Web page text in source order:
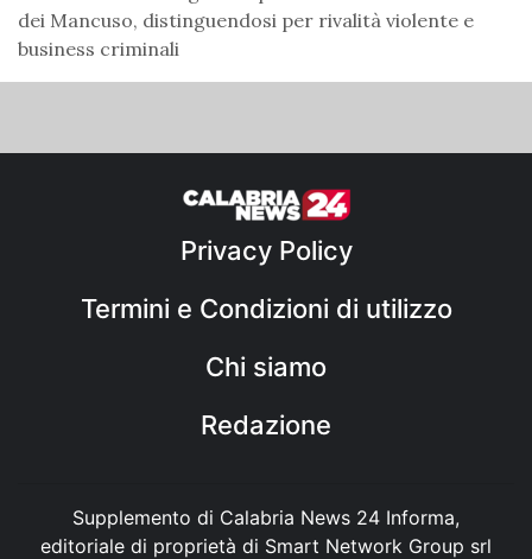
dei Mancuso, distinguendosi per rivalità violente e
business criminali
Privacy Policy
Termini e Condizioni di utilizzo
Chi siamo
Redazione
Supplemento di Calabria News 24 Informa,
editoriale di proprietà di Smart Network Group srl